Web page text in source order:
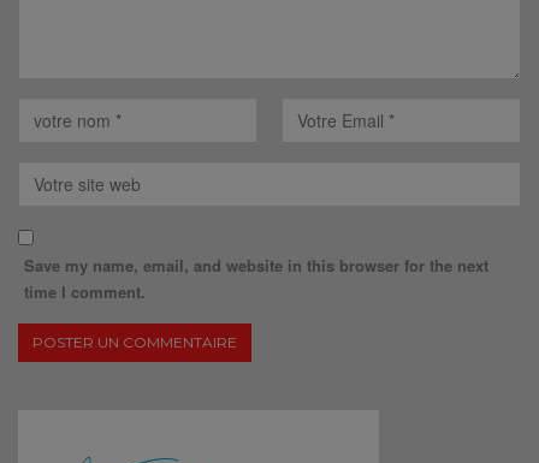
Save my name, email, and website in this browser for the next
time I comment.